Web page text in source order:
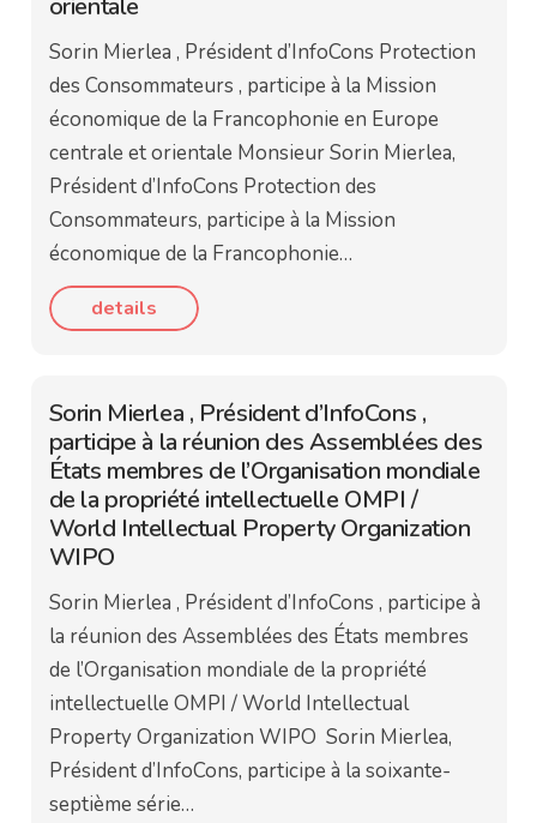
orientale
Sorin Mierlea , Président d’InfoCons Protection
des Consommateurs , participe à la Mission
économique de la Francophonie en Europe
centrale et orientale Monsieur Sorin Mierlea,
Président d’InfoCons Protection des
Consommateurs, participe à la Mission
économique de la Francophonie…
details
Sorin Mierlea , Président d’InfoCons ,
participe à la réunion des Assemblées des
États membres de l’Organisation mondiale
de la propriété intellectuelle OMPI /
World Intellectual Property Organization
WIPO
Sorin Mierlea , Président d’InfoCons , participe à
la réunion des Assemblées des États membres
de l’Organisation mondiale de la propriété
intellectuelle OMPI / World Intellectual
Property Organization WIPO Sorin Mierlea,
Président d’InfoCons, participe à la soixante-
septième série…